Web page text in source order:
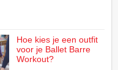
Hoe kies je een outfit
voor je Ballet Barre
Workout?